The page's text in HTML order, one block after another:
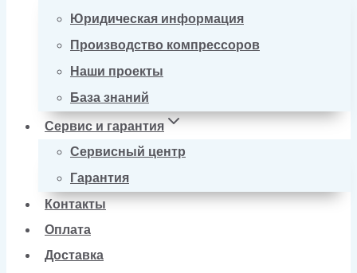
Юридическая информация
Производство компрессоров
Наши проекты
База знаний
Сервис и гарантия
Сервисный центр
Гарантия
Контакты
Оплата
Доставка